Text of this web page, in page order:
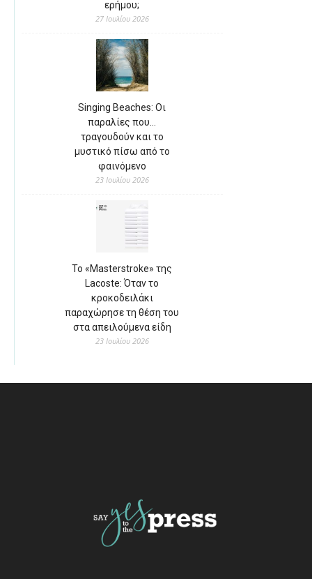
ερήμου;
27 Ιουλίου 2026
Singing Beaches: Οι
παραλίες που…
τραγουδούν και το
μυστικό πίσω από το
φαινόμενο
23 Ιουλίου 2026
Το «Masterstroke» της
Lacoste: Όταν το
κροκοδειλάκι
παραχώρησε τη θέση του
στα απειλούμενα είδη
23 Ιουλίου 2026